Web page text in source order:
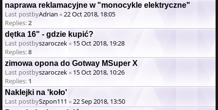
naprawa reklamacyjne w "monocykle elektryczne"
Last postbyAdrian «22 Oct 2018, 18:05
Replies:2
dętka 16" - gdzie kupić?
Last postbyszaroczek« 15 Oct 2018, 19:28
Replies:8
zimowa opona do Gotway MSuper X
Last postbyszaroczek« 15 Oct 2018, 10:26
Replies: 1
Naklejki na 'koło'
Last postbySzpon111 «22 Sep 2018, 13:50